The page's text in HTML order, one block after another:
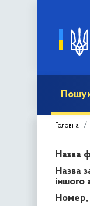
Головна
Назва
Назва
іншого
Номер,